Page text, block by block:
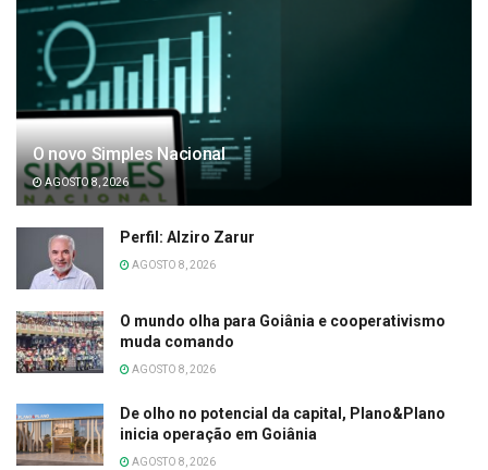
O novo Simples Nacional
AGOSTO 8, 2026
Perfil: Alziro Zarur
AGOSTO 8, 2026
O mundo olha para Goiânia e cooperativismo
muda comando
AGOSTO 8, 2026
De olho no potencial da capital, Plano&Plano
inicia operação em Goiânia
AGOSTO 8, 2026